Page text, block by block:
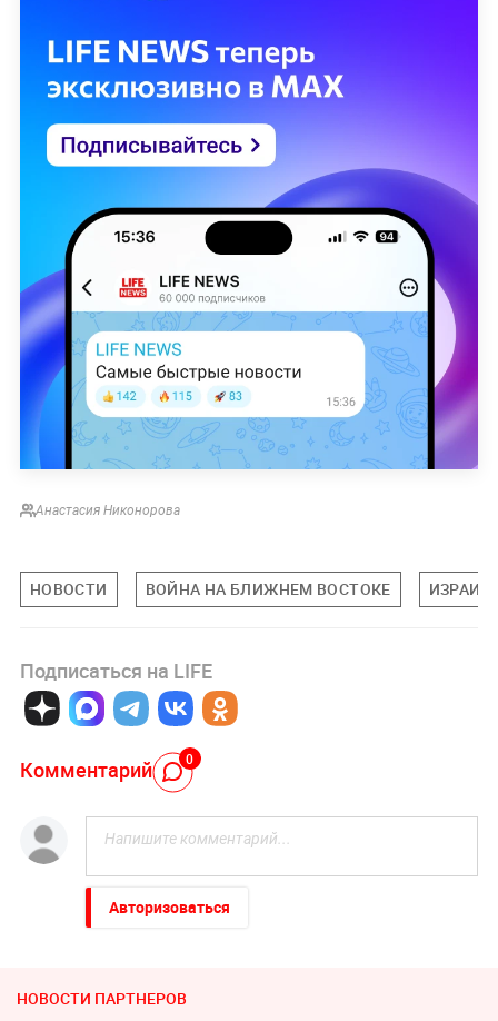
Анастасия Никонорова
НОВОСТИ ВОЙНА НА БЛИЖНЕМ ВОСТОКЕ
Подписаться на LIFE
Комментарий 0
Авторизоваться
НОВОСТИ ПАРТНЕРОВ